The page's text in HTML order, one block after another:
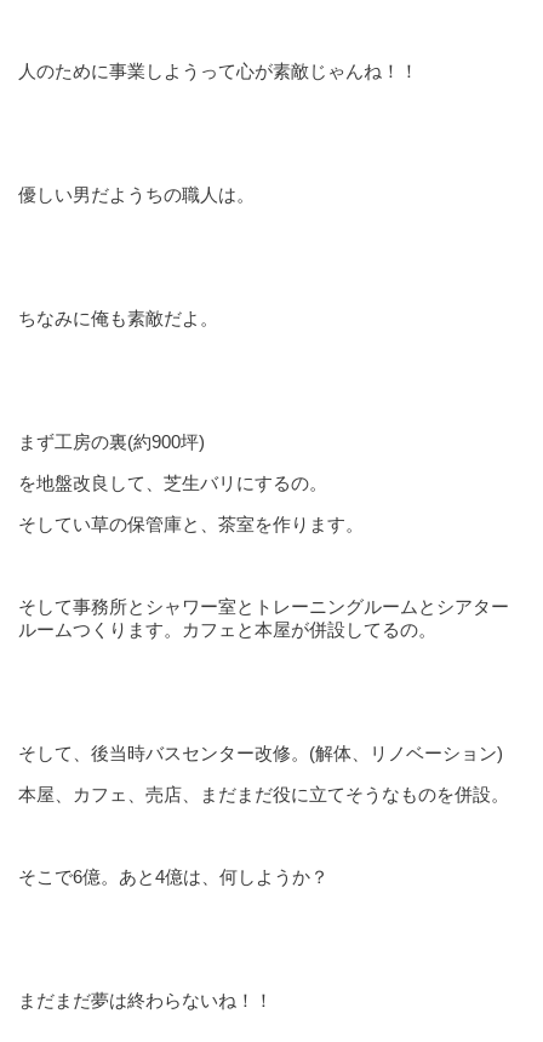
人のために事業しようって心が素敵じゃんね！！
優しい男だようちの職人は。
ちなみに俺も素敵だよ。
まず工房の裏(約900坪)
を地盤改良して、芝生バリにするの。
そしてい草の保管庫と、茶室を作ります。
そして事務所とシャワー室とトレーニングルームとシアター
ルームつくります。カフェと本屋が併設してるの。
そして、後当時バスセンター改修。(解体、リノベーション)
本屋、カフェ、売店、まだまだ役に立てそうなものを併設。
そこで6億。あと4億は、何しようか？
まだまだ夢は終わらないね！！